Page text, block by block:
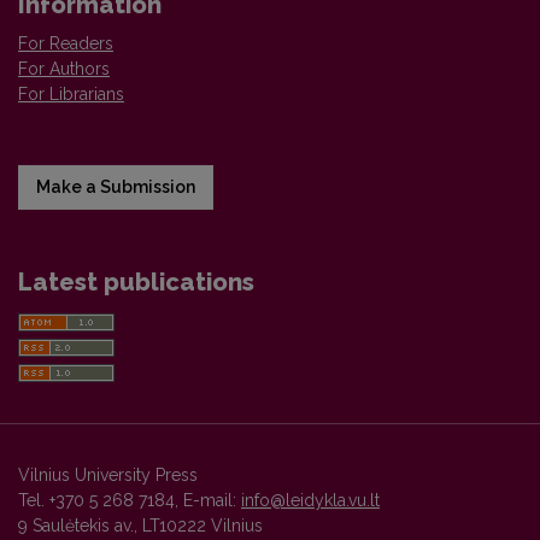
For Readers
For Authors
For Librarians
Make a Submission
Latest publications
Vilnius University Press
Tel. +370 5 268 7184, E-mail: info@leidykla.vu.lt
9 Saulėtekis av., LT10222 Vilnius